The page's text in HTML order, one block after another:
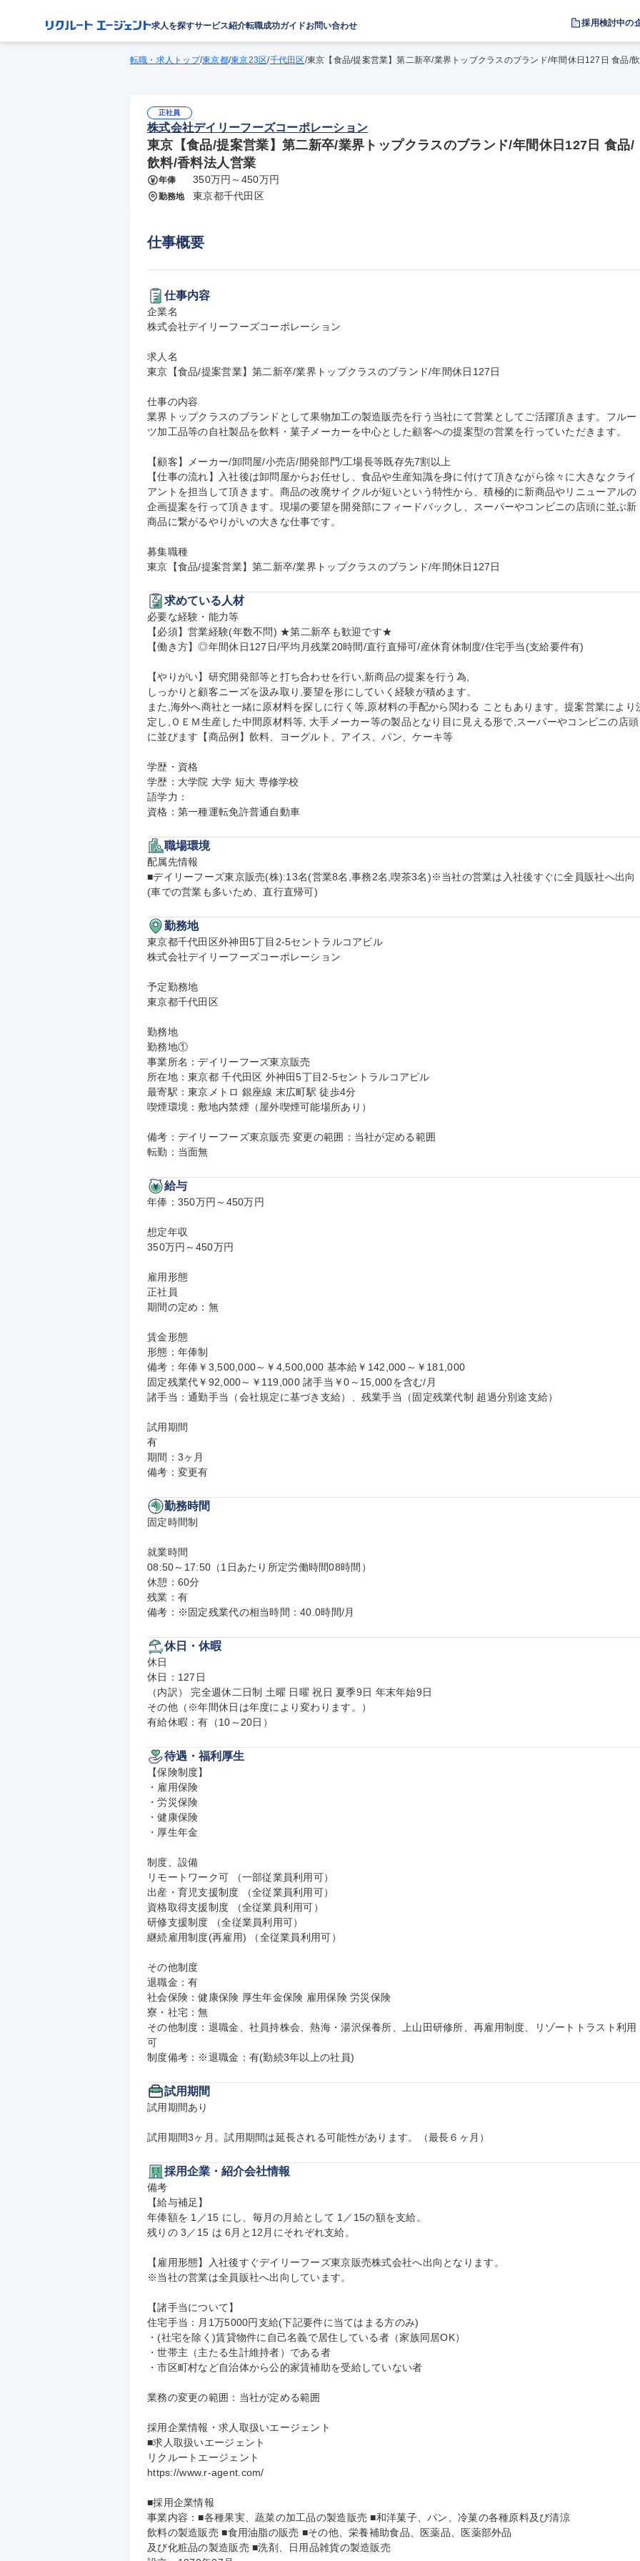
求人を探すサービス紹介転職成功ガイドお問い合わせ 採用検討中の
転職・求人トップ/東京都/東京23区/千代田区/東京【食品/提案営業】第二新卒/業界トップクラスのブランド/年間休日127日 食品/
正社員
株式会社デイリーフーズコーポレーション
東京【食品/提案営業】第二新卒/業界トップクラスのブランド/年間休日127日 食品/
飲料/香料法人営業
年俸 350万円～450万円
勤務地 東京都千代田区
仕事概要
仕事内容
企業名
株式会社デイリーフーズコーポレーション
求人名
東京【食品/提案営業】第二新卒/業界トップクラスのブランド/年間休日127日
仕事の内容
業界トップクラスのブランドとして果物加工の製造販売を行う当社にて営業としてご活躍頂きます。フルー
ツ加工品等の自社製品を飲料・菓子メーカーを中心とした顧客への提案型の営業を行っていただきます。
【顧客】メーカー/卸問屋/小売店/開発部門/工場長等既存先7割以上
【仕事の流れ】入社後は卸問屋からお任せし、食品や生産知識を身に付けて頂きながら徐々に大きなクライ
アントを担当して頂きます。商品の改廃サイクルが短いという特性から、積極的に新商品やリニューアルの
企画提案を行って頂きます。現場の要望を開発部にフィードバックし、スーパーやコンビニの店頭に並ぶ新
商品に繋がるやりがいの大きな仕事です。
募集職種
東京【食品/提案営業】第二新卒/業界トップクラスのブランド/年間休日127日
求めている人材
必要な経験・能力等
【必須】営業経験(年数不問) ★第二新卒も歓迎です★
【働き方】◎年間休日127日/平均月残業20時間/直行直帰可/産休育休制度/住宅手当(支給要件有)
【やりがい】研究開発部等と打ち合わせを行い,新商品の提案を行う為,
しっかりと顧客ニーズを汲み取り,要望を形にしていく経験が積めます。
また,海外へ商社と一緒に原材料を探しに行く等,原材料の手配から関わる こともあります。提案営業により
定し,ＯＥＭ生産した中間原材料等, 大手メーカー等の製品となり目に見える形で,スーパーやコンビニの店頭
に並びます【商品例】飲料、ヨーグルト、アイス、パン、ケーキ等
学歴・資格
学歴：大学院 大学 短大 専修学校
語学力：
資格：第一種運転免許普通自動車
職場環境
配属先情報
■デイリーフーズ東京販売(株):13名(営業8名,事務2名,喫茶3名)※当社の営業は入社後すぐに全員販社へ出向
(車での営業も多いため、直行直帰可)
勤務地
東京都千代田区外神田5丁目2-5セントラルコアビル
株式会社デイリーフーズコーポレーション
予定勤務地
東京都千代田区
勤務地
勤務地①
事業所名：デイリーフーズ東京販売
所在地：東京都 千代田区 外神田5丁目2-5セントラルコアビル
最寄駅：東京メトロ 銀座線 末広町駅 徒歩4分
喫煙環境：敷地内禁煙（屋外喫煙可能場所あり）
備考：デイリーフーズ東京販売 変更の範囲：当社が定める範囲
転勤：当面無
給与
年俸：350万円～450万円
想定年収
350万円～450万円
雇用形態
正社員
期間の定め：無
賃金形態
形態：年俸制
備考：年俸￥3,500,000～￥4,500,000 基本給￥142,000～￥181,000
固定残業代￥92,000～￥119,000 諸手当￥0～15,000を含む/月
諸手当：通勤手当（会社規定に基づき支給）、残業手当（固定残業代制 超過分別途支給）
試用期間
有
期間：3ヶ月
備考：変更有
勤務時間
固定時間制
就業時間
08:50～17:50（1日あたり所定労働時間08時間）
休憩：60分
残業：有
備考：※固定残業代の相当時間：40.0時間/月
休日・休暇
休日
休日：127日
（内訳） 完全週休二日制 土曜 日曜 祝日 夏季9日 年末年始9日
その他（※年間休日は年度により変わります。）
有給休暇：有（10～20日）
待遇・福利厚生
【保険制度】
・雇用保険
・労災保険
・健康保険
・厚生年金
制度、設備
リモートワーク可 （一部従業員利用可）
出産・育児支援制度 （全従業員利用可）
資格取得支援制度 （全従業員利用可）
研修支援制度 （全従業員利用可）
継続雇用制度(再雇用) （全従業員利用可）
その他制度
退職金：有
社会保険：健康保険 厚生年金保険 雇用保険 労災保険
寮・社宅：無
その他制度：退職金、社員持株会、熱海・湯沢保養所、上山田研修所、再雇用制度、リゾートトラスト利用
可
制度備考：※退職金：有(勤続3年以上の社員)
試用期間
試用期間あり
試用期間3ヶ月。試用期間は延長される可能性があります。（最長６ヶ月）
採用企業・紹介会社情報
備考
【給与補足】
年俸額を 1／15 にし、毎月の月給として 1／15の額を支給。
残りの 3／15 は 6月と12月にそれぞれ支給。
【雇用形態】入社後すぐデイリーフーズ東京販売株式会社へ出向となります。
※当社の営業は全員販社へ出向しています。
【諸手当について】
住宅手当：月1万5000円支給(下記要件に当てはまる方のみ)
・(社宅を除く)賃貸物件に自己名義で居住している者（家族同居OK）
・世帯主（主たる生計維持者）である者
・市区町村など自治体から公的家賃補助を受給していない者
業務の変更の範囲：当社が定める範囲
採用企業情報・求人取扱いエージェント
■求人取扱いエージェント
リクルートエージェント
https://www.r-agent.com/
■採用企業情報
事業内容：■各種果実、蔬菜の加工品の製造販売 ■和洋菓子、パン、冷菓の各種原料及び清涼
飲料の製造販売 ■食用油脂の販売 ■その他、栄養補助食品、医薬品、医薬部外品
及び化粧品の製造販売 ■洗剤、日用品雑貨の製造販売